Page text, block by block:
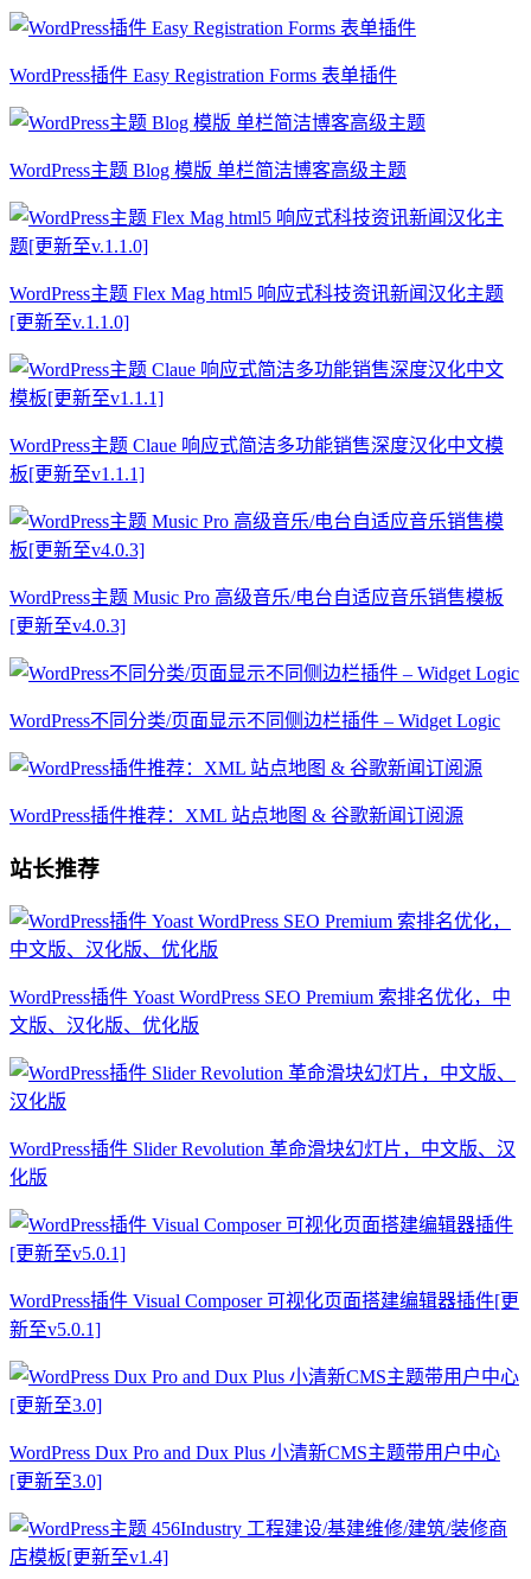
WordPress插件 Easy Registration Forms 表单插件
WordPress主题 Blog 模版 单栏简洁博客高级主题
WordPress主题 Flex Mag html5 响应式科技资讯新闻汉化主题
[更新至v.1.1.0]
WordPress主题 Claue 响应式简洁多功能销售深度汉化中文模
板[更新至v1.1.1]
WordPress主题 Music Pro 高级音乐/电台自适应音乐销售模板
[更新至v4.0.3]
WordPress不同分类/页面显示不同侧边栏插件 – Widget Logic
WordPress插件推荐：XML 站点地图 & 谷歌新闻订阅源
站长推荐
WordPress插件 Yoast WordPress SEO Premium 索排名优化，中
文版、汉化版、优化版
WordPress插件 Slider Revolution 革命滑块幻灯片，中文版、汉
化版
WordPress插件 Visual Composer 可视化页面搭建编辑器插件[更
新至v5.0.1]
WordPress Dux Pro and Dux Plus 小清新CMS主题带用户中心
[更新至3.0]